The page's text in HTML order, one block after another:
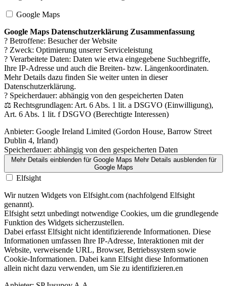
Google Maps
Google Maps Datenschutzerklärung Zusammenfassung
? Betroffene: Besucher der Website
? Zweck: Optimierung unserer Serviceleistung
? Verarbeitete Daten: Daten wie etwa eingegebene Suchbegriffe,
Ihre IP-Adresse und auch die Breiten- bzw. Längenkoordinaten.
Mehr Details dazu finden Sie weiter unten in dieser
Datenschutzerklärung.
? Speicherdauer: abhängig von den gespeicherten Daten
⚖️ Rechtsgrundlagen: Art. 6 Abs. 1 lit. a DSGVO (Einwilligung),
Art. 6 Abs. 1 lit. f DSGVO (Berechtigte Interessen)
Anbieter: Google Ireland Limited (Gordon House, Barrow Street
Dublin 4, Irland)
Speicherdauer: abhängig von den gespeicherten Daten
Mehr Details einblendenfür Google Maps Mehr Details ausblendenfür
Google Maps
Elfsight
Wir nutzen Widgets von Elfsight.com (nachfolgend Elfsight
genannt).
Elfsight setzt unbedingt notwendige Cookies, um die grundlegende
Funktion des Widgets sicherzustellen.
Dabei erfasst Elfsight nicht identifizierende Informationen. Diese
Informationen umfassen Ihre IP-Adresse, Interaktionen mit der
Website, verweisende URL, Browser, Betriebssystem sowie
Cookie-Informationen. Dabei kann Elfsight diese Informationen
allein nicht dazu verwenden, um Sie zu identifizieren.en